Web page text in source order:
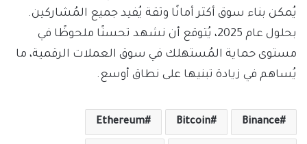
يُمكن بناء سوق أكثر أمانًا وثقة يُفيد جميع المُشاركين.
بحلول عام 2025، يُتوقع أن نشهد تحسنًا ملحوظًا في
مستوى حماية المُستهلك في سوق العملات الرقمية، ما
يُساهم في زيادة تبنيها على نطاق أوسع.
Binance
Bitcoin
Ethereum